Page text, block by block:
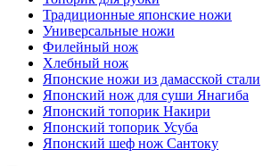
Традиционные японские ножи
Универсальные ножи
Филейный нож
Хлебный нож
Японские ножи из дамасской стали
Японский нож для суши Янагиба
Японский топорик Накири
Японский топорик Усуба
Японский шеф нож Сантоку